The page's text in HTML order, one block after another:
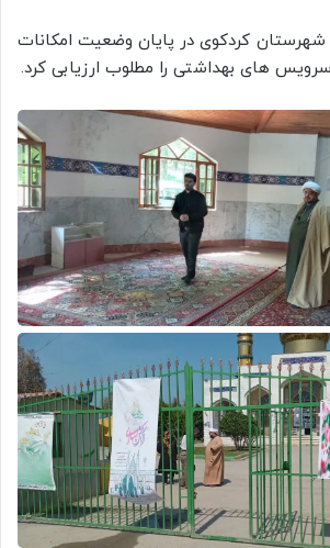
شهرستان کردکوی در پایان وضعیت امکانات
های بهداشتی را مطلوب ارزیابی کرد.